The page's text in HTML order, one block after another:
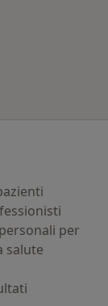
per
salute